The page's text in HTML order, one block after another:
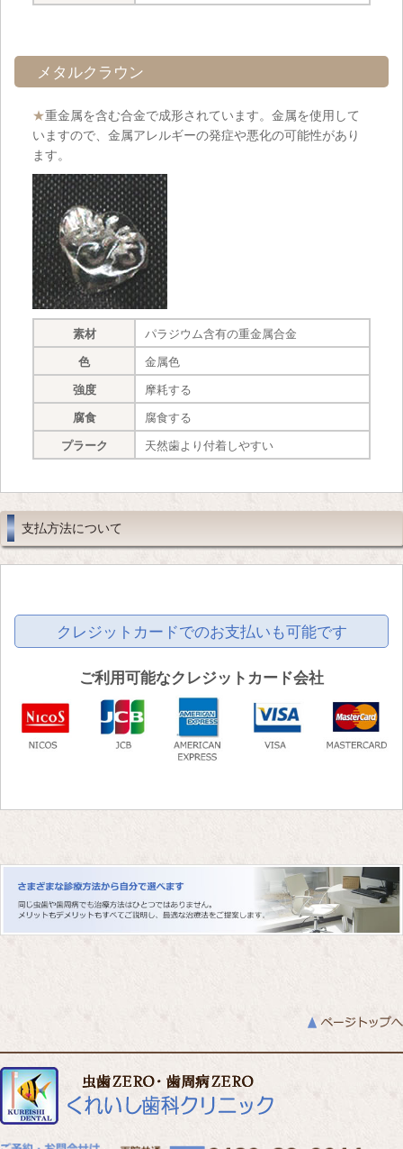
メタルクラウン
★重金属を含む合金で成形されています。金属を使用して
いますので、金属アレルギーの発症や悪化の可能性があり
ます。
素材 パラジウム含有の重金属合金
色 金属色
強度 摩耗する
腐食 腐食する
プラーク 天然歯より付着しやすい
支払方法について
クレジットカードでのお支払いも可能です
ご利用可能なクレジットカード会社